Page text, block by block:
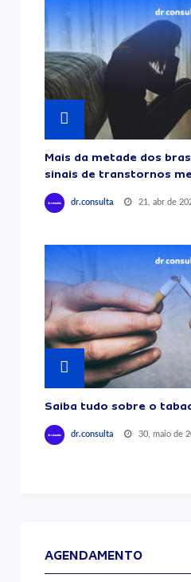
Mais da metade dos
sinais de transtornos
dr.consulta 21, abr de
Saiba tudo sobre o
dr.consulta 30, maio de
AGENDAMENTO